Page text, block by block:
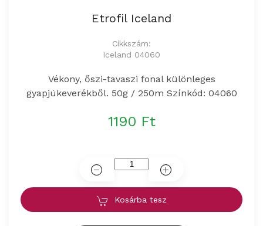
Etrofil Iceland
Cikkszám:
Iceland 04060
Vékony, őszi-tavaszi fonal különleges
gyapjúkeverékből. 50g / 250m Színkód: 04060
1190 Ft
Kosárba tesz